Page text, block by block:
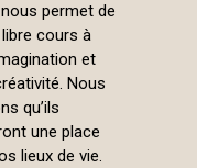
permet de
libre cours à
et
Nous
qu’ils
une place
lieux de vie.